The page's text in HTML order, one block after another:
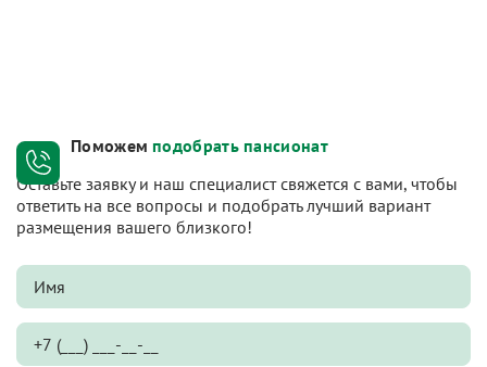
Поможем подобрать пансионат
Оставьте заявку и наш специалист свяжется с вами, чтобы
ответить на все вопросы и подобрать лучший вариант
размещения вашего близкого!